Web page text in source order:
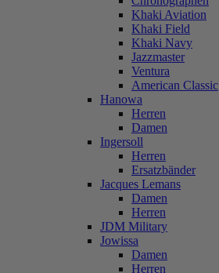
Khaki Aviation
Khaki Field
Khaki Navy
Jazzmaster
Ventura
American Classic
Hanowa
Herren
Damen
Ingersoll
Herren
Ersatzbänder
Jacques Lemans
Damen
Herren
JDM Military
Jowissa
Damen
Herren